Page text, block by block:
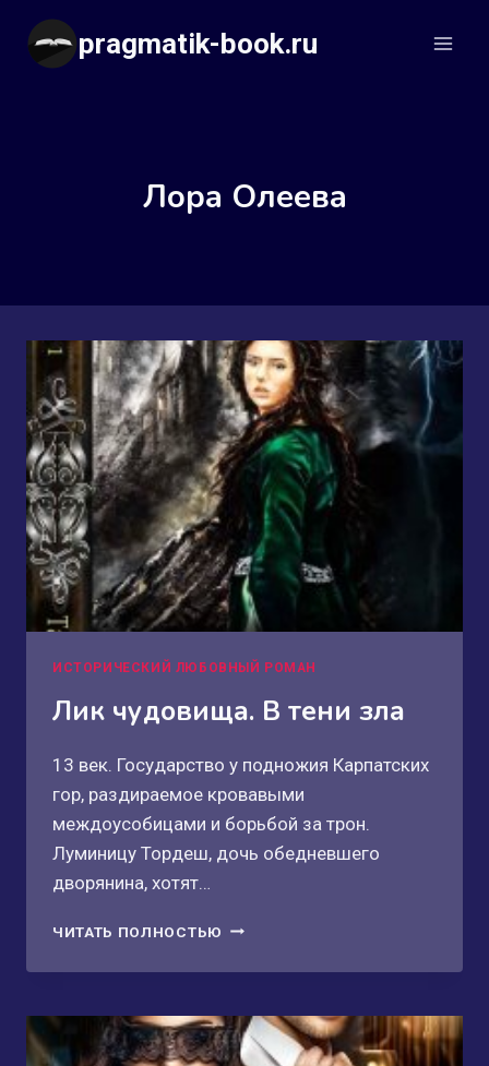
Перейти
содержимому
pragmatik-book.ru
Лора Олеева
ИСТОРИЧЕСКИЙ ЛЮБОВНЫЙ РОМАН
Лик чудовища. В тени зла
13 век. Государство у подножия Карпатских
гор, раздираемое кровавыми
междоусобицами и борьбой за трон.
Луминицу Тордеш, дочь обедневшего
дворянина, хотят…
ЧИТАТЬ ПОЛНОСТЬЮ ЛИК
В
ЗЛА